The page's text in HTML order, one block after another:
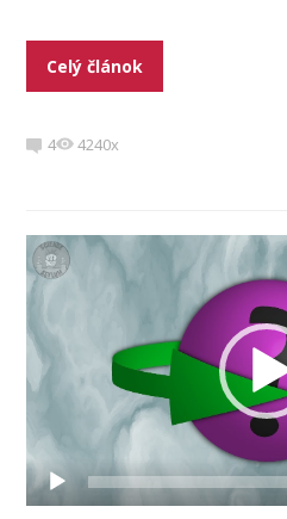
Celý článok
4 4240x
Video
prehrávač